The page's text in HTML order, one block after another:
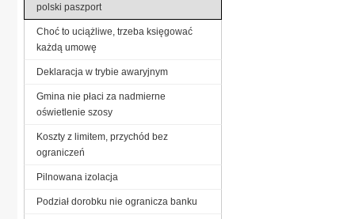
polski paszport
Choć to uciążliwe, trzeba księgować
każdą umowę
Deklaracja w trybie awaryjnym
Gmina nie płaci za nadmierne
oświetlenie szosy
Koszty z limitem, przychód bez
ograniczeń
Pilnowana izolacja
Podział dorobku nie ogranicza banku